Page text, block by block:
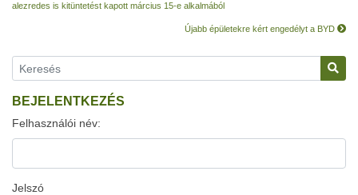
alezredes is kitüntetést kapott március 15-e alkalmából
Újabb épületekre kért engedélyt a BYD
BEJELENTKEZÉS
Felhasználói név:
Jelszó